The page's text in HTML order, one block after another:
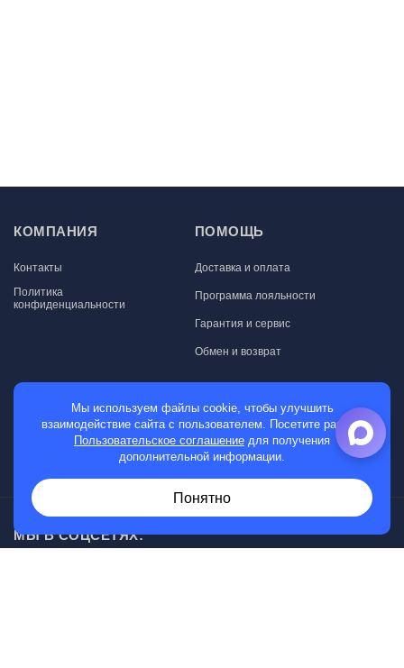
КОМПАНИЯ
Контакты
Политика
конфиденциальности
ПОМОЩЬ
Доставка и оплата
Программа лояльности
Гарантия и сервис
Обмен и возврат
МАГАЗИН
Мужские часы
МЫ В СОЦСЕТЯХ:
Мы используем файлы cookie, чтобы улучшить
взаимодействие сайта с пользователем. Посетите раздел
Пользовательское соглашение для получения
дополнительной информации.
Понятно